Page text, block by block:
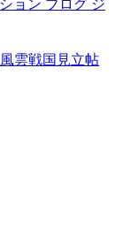
ョン ブログ ジ
風雲戦国見立帖